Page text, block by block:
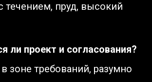
течением, пруд, высокий
ли проект и согласования?
зоне требований, разумно